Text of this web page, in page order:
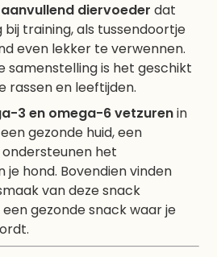
aanvullend diervoeder dat
bij training, als tussendoortje
even lekker te verwennen.
samenstelling is het geschikt
rassen en leeftijden.
3 en omega-6 vetzurenin
gezonde huid, een
het
je hond. Bovendien vinden
van deze snack
gezonde snack waar je